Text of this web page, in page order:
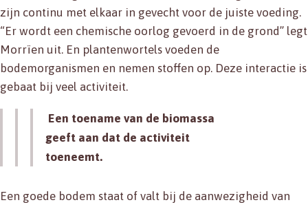
zijn continu met elkaar in gevecht voor de juiste voeding.
“Er wordt een chemische oorlog gevoerd in de grond” legt
Morrïen uit. En plantenwortels voeden de
bodemorganismen en nemen stoffen op. Deze interactie is
gebaat bij veel activiteit.
Een toename van de biomassa
geeft aan dat de activiteit
toeneemt.
Een goede bodem staat of valt bij de aanwezigheid van